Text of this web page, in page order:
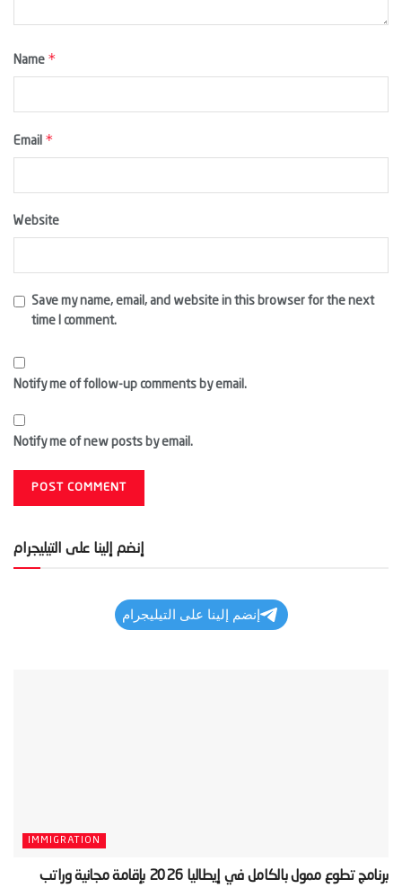
Name *
Email *
Website
Save my name, email, and website in this browser for the next
time I comment.
Notify me of follow-up comments by email.
Notify me of new posts by email.
إنضم إلينا على التيليجرام
إنضم إلينا على التيليجرام
IMMIGRATION
‫برنامج تطوع ممول بالكامل في إيطاليا 2026 بإقامة مجانية وراتب